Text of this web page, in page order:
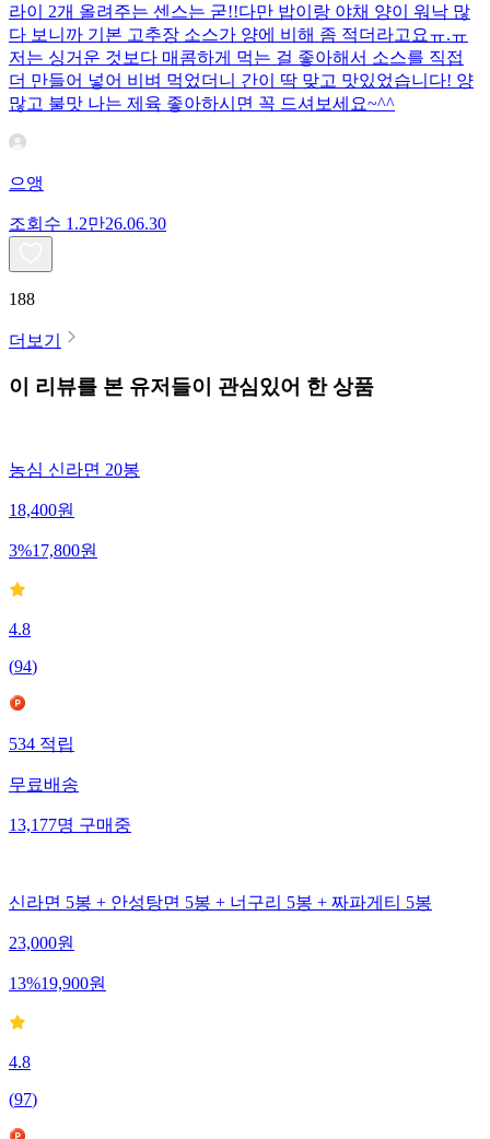
라이 2개 올려주는 센스는 굳!! ​다만 밥이랑 야채 양이 워낙 많
다 보니까 기본 고추장 소스가 양에 비해 좀 적더라고요ㅠ.ㅠ
저는 싱거운 것보다 매콤하게 먹는 걸 좋아해서 소스를 직접
더 만들어 넣어 비벼 먹었더니 간이 딱 맞고 맛있었습니다! 양
많고 불맛 나는 제육 좋아하시면 꼭 드셔보세요~^^
으앵
조회수 1.2만26.06.30
188
더보기
이 리뷰를 본 유저들이 관심있어 한 상품
농심 신라면 20봉
18,400원
3%17,800원
4.8
(94)
534 적립
무료배송
13,177명 구매중
신라면 5봉 + 안성탕면 5봉 + 너구리 5봉 + 짜파게티 5봉
23,000원
13%19,900원
4.8
(97)